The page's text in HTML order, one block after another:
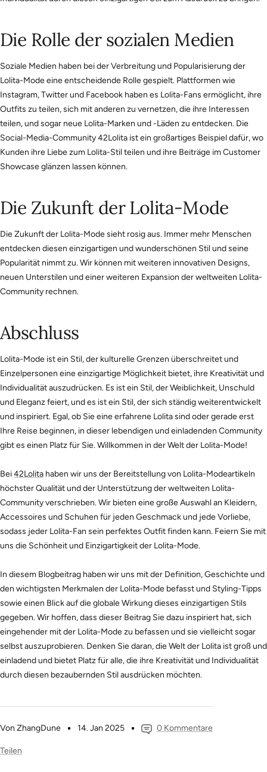
Von ZhangDune 14. Jan 2025 0 Kommentare
Teilen
Die Rolle der sozialen Medien
Soziale Medien haben bei der Verbreitung und Popularisierung der
Lolita-Mode eine entscheidende Rolle gespielt. Plattformen wie
Instagram, Twitter und Facebook haben es Lolita-Fans ermöglicht, ihre
Outfits zu teilen, sich mit anderen zu vernetzen, die ihre Interessen
teilen, und sogar neue Lolita-Marken und -Läden zu entdecken. Die
Social-Media-Community 42Lolita ist ein großartiges Beispiel dafür, wo
Kunden ihre Liebe zum Lolita-Stil teilen und ihre Beiträge im Customer
Showcase glänzen lassen können.
Die Zukunft der Lolita-Mode
Die Zukunft der Lolita-Mode sieht rosig aus. Immer mehr Menschen
entdecken diesen einzigartigen und wunderschönen Stil und seine
Popularität nimmt zu. Wir können mit weiteren innovativen Designs,
neuen Unterstilen und einer weiteren Expansion der weltweiten Lolita-
Community rechnen.
Abschluss
Lolita-Mode ist ein Stil, der kulturelle Grenzen überschreitet und
Einzelpersonen eine einzigartige Möglichkeit bietet, ihre Kreativität und
Individualität auszudrücken. Es ist ein Stil, der Weiblichkeit, Unschuld
und Eleganz feiert, und es ist ein Stil, der sich ständig weiterentwickelt
und inspiriert. Egal, ob Sie eine erfahrene Lolita sind oder gerade erst
Ihre Reise beginnen, in dieser lebendigen und einladenden Community
gibt es einen Platz für Sie. Willkommen in der Welt der Lolita-Mode!
Bei42Lolita haben wir uns der Bereitstellung von Lolita-Modeartikeln
höchster Qualität und der Unterstützung der weltweiten Lolita-
Community verschrieben. Wir bieten eine große Auswahl an Kleidern,
Accessoires und Schuhen für jeden Geschmack und jede Vorliebe,
sodass jeder Lolita-Fan sein perfektes Outfit finden kann. Feiern Sie mit
uns die Schönheit und Einzigartigkeit der Lolita-Mode.
In diesem Blogbeitrag haben wir uns mit der Definition, Geschichte und
den wichtigsten Merkmalen der Lolita-Mode befasst und Styling-Tipps
sowie einen Blick auf die globale Wirkung dieses einzigartigen Stils
gegeben. Wir hoffen, dass dieser Beitrag Sie dazu inspiriert hat, sich
eingehender mit der Lolita-Mode zu befassen und sie vielleicht sogar
selbst auszuprobieren. Denken Sie daran, die Welt der Lolita ist groß und
einladend und bietet Platz für alle, die ihre Kreativität und Individualität
durch diesen bezaubernden Stil ausdrücken möchten.